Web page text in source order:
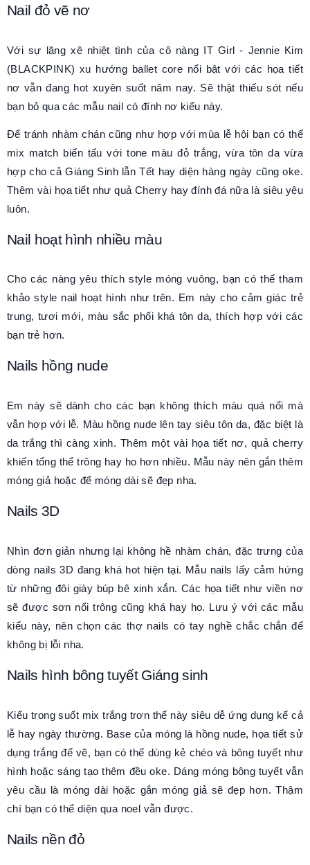
Nail đỏ vẽ nơ
Với sự lăng xê nhiệt tình của cô nàng IT Girl - Jennie Kim
(BLACKPINK) xu hướng ballet core nổi bật với các họa tiết
nơ vẫn đang hot xuyên suốt năm nay. Sẽ thật thiếu sót nếu
bạn bỏ qua các mẫu nail có đính nơ kiểu này.
Để tránh nhàm chán cũng như hợp với mùa lễ hội bạn có thể
mix match biến tấu với tone màu đỏ trắng, vừa tôn da vừa
hợp cho cả Giáng Sinh lẫn Tết hay diện hàng ngày cũng oke.
Thêm vài họa tiết như quả Cherry hay đính đá nữa là siêu yêu
luôn.
Nail hoạt hình nhiều màu
Cho các nàng yêu thích style móng vuông, bạn có thể tham
khảo style nail hoạt hình như trên. Em này cho cảm giác trẻ
trung, tươi mới, màu sắc phối khá tôn da, thích hợp với các
bạn trẻ hơn.
Nails hồng nude
Em này sẽ dành cho các bạn không thích màu quá nổi mà
vẫn hợp với lễ. Màu hồng nude lên tay siêu tôn da, đặc biệt là
da trắng thì càng xinh. Thêm một vài họa tiết nơ, quả cherry
khiến tổng thể trông hay ho hơn nhiều. Mẫu này nên gắn thêm
móng giả hoặc để móng dài sẽ đẹp nha.
Nails 3D
Nhìn đơn giản nhưng lại không hề nhàm chán, đặc trưng của
dòng nails 3D đang khá hot hiện tại. Mẫu nails lấy cảm hứng
từ những đôi giày búp bê xinh xắn. Các họa tiết như viền nơ
sẽ được sơn nổi trông cũng khá hay ho. Lưu ý với các mẫu
kiểu này, nên chọn các thợ nails có tay nghề chắc chắn để
không bị lỗi nha.
Nails hình bông tuyết Giáng sinh
Kiểu trong suốt mix trắng trơn thế này siêu dễ ứng dụng kể cả
lễ hay ngày thường. Base của móng là hồng nude, họa tiết sử
dụng trắng để vẽ, bạn có thể dùng kẻ chéo và bông tuyết như
hình hoặc sáng tạo thêm đều oke. Dáng móng bông tuyết vẫn
yêu cầu là móng dài hoặc gắn móng giả sẽ đẹp hơn. Thậm
chí bạn có thể diện qua noel vẫn được.
Nails nền đỏ